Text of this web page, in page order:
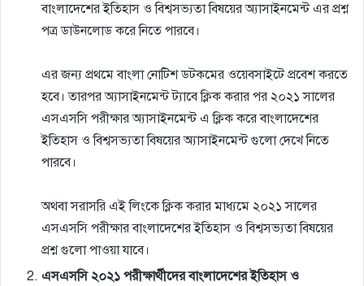
বাংলাদেশের ইতিহাস ও বিশ্বসভ্যতা বিষয়ের অ্যাসাইনমেন্ট এর প্রশ্ন
পত্র ডাউনলোড করে নিতে পারবে।
এর জন্য প্রথমে বাংলা নোটিশ ডটকমের ওয়েবসাইটে প্রবেশ করতে
হবে। তারপর অ্যাসাইনমেন্ট ট্যাবে ক্লিক করার পর ২০২১ সালের
এসএসসি পরীক্ষার অ্যাসাইনমেন্ট এ ক্লিক করে বাংলাদেশের
ইতিহাস ও বিশ্বসভ্যতা বিষয়ের অ্যাসাইনমেন্ট গুলো দেখে নিতে
পারবে।
অথবা সরাসরি এই লিংকে ক্লিক করার মাধ্যমে ২০২১ সালের
এসএসসি পরীক্ষার বাংলাদেশের ইতিহাস ও বিশ্বসভ্যতা বিষয়ের
প্রশ্ন গুলো পাওয়া যাবে।
এসএসসি ২০২১ পরীক্ষার্থীদের বাংলাদেশের ইতিহাস ও